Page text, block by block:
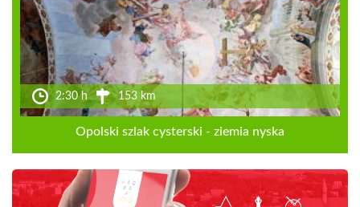
2:30 h 153 km
Opolski szlak cysterski - ziemia nyska